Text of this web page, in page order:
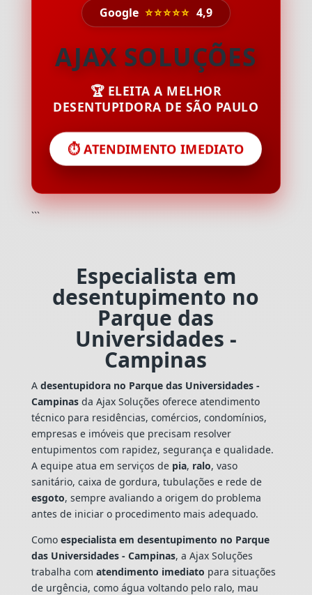
Google ⭐⭐⭐⭐⭐ 4,9
AJAX SOLUÇÕES
🏆 ELEITA A MELHOR
DESENTUPIDORA DE SÃO PAULO
⏱️ ATENDIMENTO IMEDIATO
```
Especialista em
desentupimento no
Parque das
Universidades -
Campinas
A desentupidora no Parque das Universidades -
Campinasda Ajax Soluções oferece atendimento
técnico para residências, comércios, condomínios,
empresas e imóveis que precisam resolver
entupimentos com rapidez, segurança e qualidade.
A equipe atua em serviços de pia, ralo, vaso
sanitário, caixa de gordura, tubulações e rede de
esgoto, sempre avaliando a origem do problema
antes de iniciar o procedimento mais adequado.
Como especialista em desentupimento no Parque
das Universidades - Campinas, a Ajax Soluções
trabalha com atendimento imediato para situações
de urgência, como água voltando pelo ralo, mau